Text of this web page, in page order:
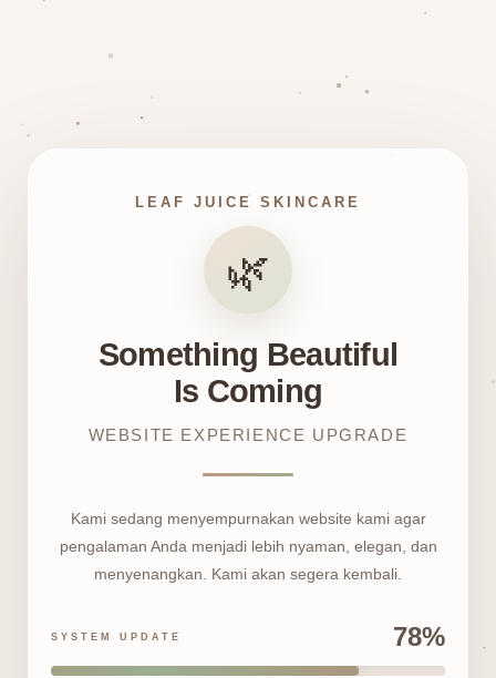
LEAF JUICE SKINCARE
🌿
Something Beautiful
Is Coming
WEBSITE EXPERIENCE UPGRADE
Kami sedang menyempurnakan website kami agar
pengalaman Anda menjadi lebih nyaman, elegan, dan
menyenangkan. Kami akan segera kembali.
SYSTEM UPDATE 78%